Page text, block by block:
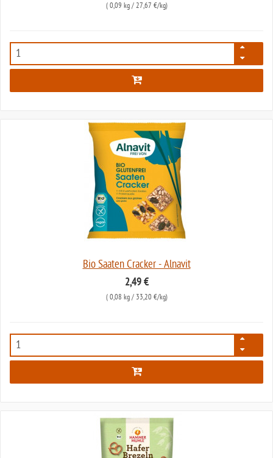
( 0,09 kg/ 27,67 €/kg)
5039
Bio Saaten Cracker - Alnavit
2,49 €
( 0,08 kg/ 33,20 €/kg)
5346